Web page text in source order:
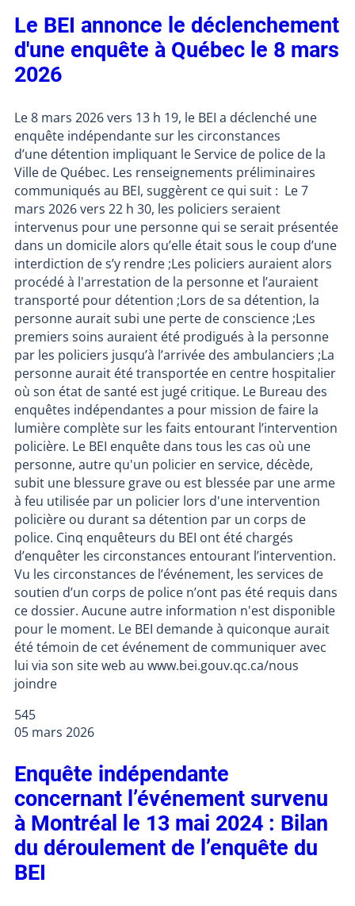
Le BEI annonce le déclenchement
d'une enquête à Québec le 8 mars
2026
Le 8 mars 2026 vers 13 h 19, le BEI a déclenché une
enquête indépendante sur les circonstances
d’une détention impliquant le Service de police de la
Ville de Québec. Les renseignements préliminaires
communiqués au BEI, suggèrent ce qui suit : Le 7
mars 2026 vers 22 h 30, les policiers seraient
intervenus pour une personne qui se serait présentée
dans un domicile alors qu’elle était sous le coup d’une
interdiction de s’y rendre ;Les policiers auraient alors
procédé à l'arrestation de la personne et l’auraient
transporté pour détention ;Lors de sa détention, la
personne aurait subi une perte de conscience ;Les
premiers soins auraient été prodigués à la personne
par les policiers jusqu’à l’arrivée des ambulanciers ;La
personne aurait été transportée en centre hospitalier
où son état de santé est jugé critique. Le Bureau des
enquêtes indépendantes a pour mission de faire la
lumière complète sur les faits entourant l’intervention
policière. Le BEI enquête dans tous les cas où une
personne, autre qu'un policier en service, décède,
subit une blessure grave ou est blessée par une arme
à feu utilisée par un policier lors d'une intervention
policière ou durant sa détention par un corps de
police. Cinq enquêteurs du BEI ont été chargés
d’enquêter les circonstances entourant l’intervention.
Vu les circonstances de l’événement, les services de
soutien d’un corps de police n’ont pas été requis dans
ce dossier. Aucune autre information n'est disponible
pour le moment. Le BEI demande à quiconque aurait
été témoin de cet événement de communiquer avec
lui via son site web au www.bei.gouv.qc.ca/nous
joindre
545
05 mars 2026
Enquête indépendante
concernant l’événement survenu
à Montréal le 13 mai 2024 : Bilan
du déroulement de l’enquête du
BEI